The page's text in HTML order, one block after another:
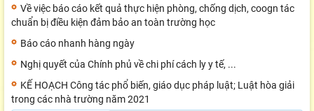
Về việc báo cáo kết quả thực hiện phòng, chống dịch, coogn tác
chuẩn bị điều kiện đảm bảo an toàn trường học
Báo cáo nhanh hàng ngày
Nghị quyết của Chính phủ về chi phí cách ly y tế, ...
KẾ HOẠCH Công tác phổ biến, giáo dục pháp luật; Luật hòa giải
trong các nhà trường năm 2021